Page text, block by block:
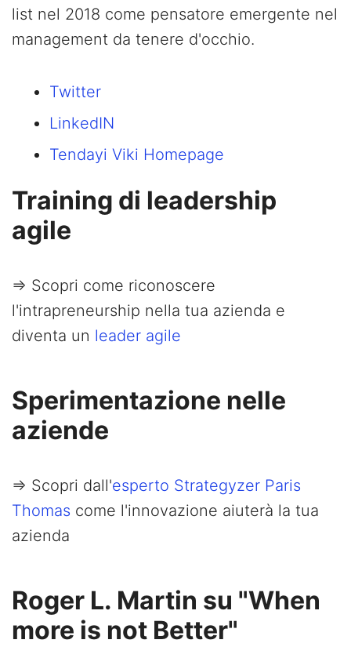
list nel 2018 come pensatore emergente nel
management da tenere d'occhio.
Twitter
LinkedIN
Tendayi Viki Homepage
Training di leadership
agile
=> Scopri come riconoscere
l'intrapreneurship nella tua azienda e
diventa un leader agile
Sperimentazione nelle
aziende
=> Scopri dall'esperto Strategyzer Paris
Thomas come l'innovazione aiuterà la tua
azienda
Roger L. Martin su "When
more is not Better"